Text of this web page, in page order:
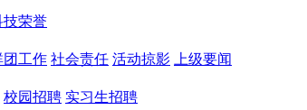
技荣誉
团工作 社会责任 活动掠影
上级要闻
校园招聘 实习生招聘